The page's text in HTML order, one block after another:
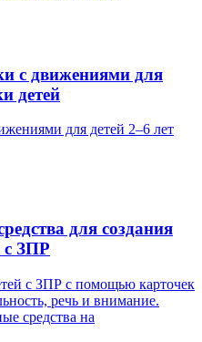
с движениями для
детей
для детей 2–6 лет
для создания
с ЗПР
с ЗПР с помощью карточек
речь и внимание.
средства на